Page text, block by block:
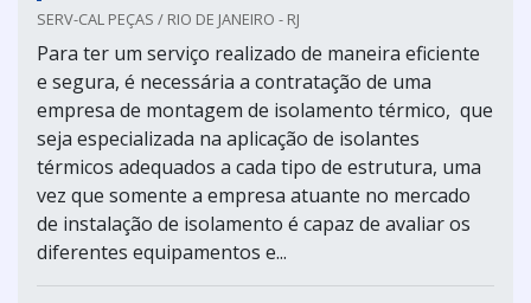
SERV-CAL PEÇAS / RIO DE JANEIRO - RJ
Para ter um serviço realizado de maneira eficiente
e segura, é necessária a contratação de uma
empresa de montagem de isolamento térmico, que
seja especializada na aplicação de isolantes
térmicos adequados a cada tipo de estrutura, uma
vez que somente a empresa atuante no mercado
de instalação de isolamento é capaz de avaliar os
diferentes equipamentos e...